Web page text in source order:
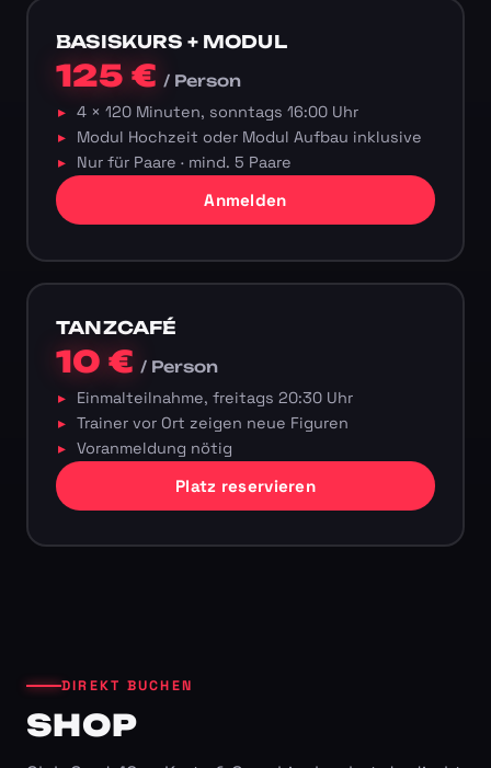
BASISKURS + MODUL
125 €/ Person
4 × 120 Minuten, sonntags 16:00 Uhr
Modul Hochzeit oder Modul Aufbau inklusive
Nur für Paare · mind. 5 Paare
Anmelden
TANZCAFÉ
10 €/ Person
Einmalteilnahme, freitags 20:30 Uhr
Trainer vor Ort zeigen neue Figuren
Voranmeldung nötig
Platz reservieren
DIREKT BUCHEN
SHOP